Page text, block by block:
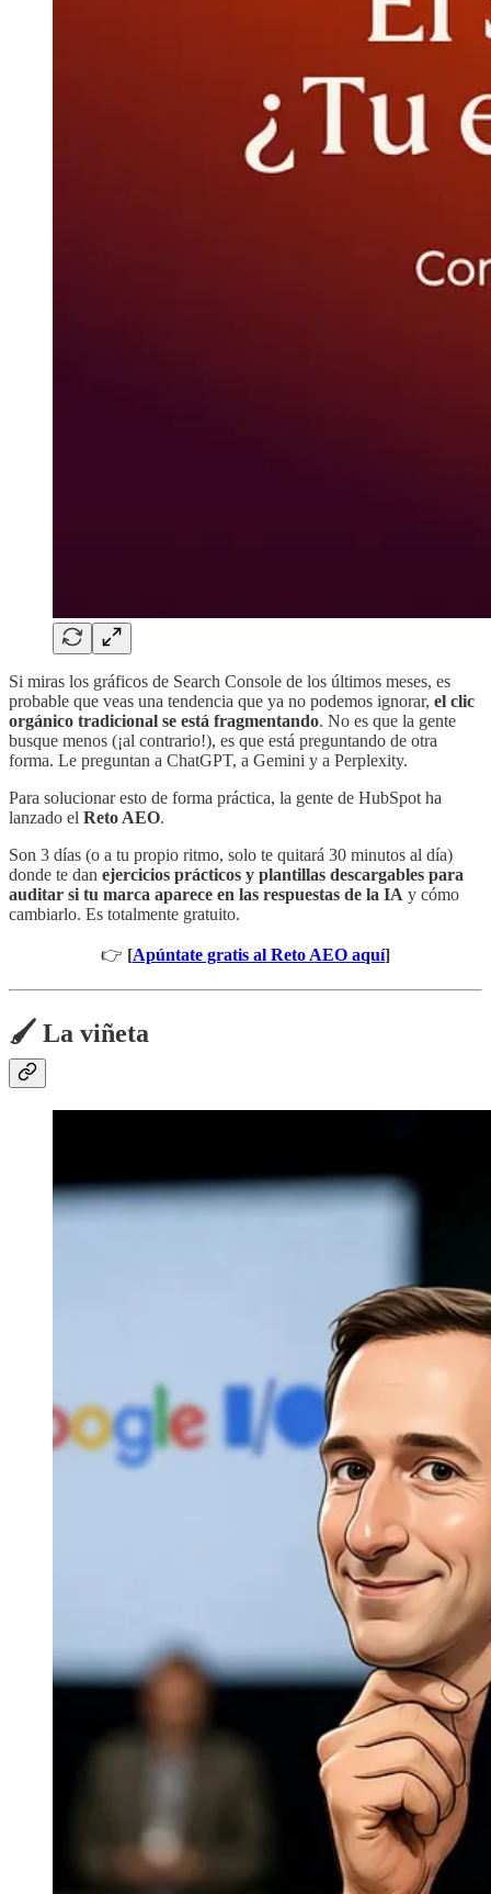
Si miras los gráficos de Search Console de los últimos meses, es
probable que veas una tendencia que ya no podemos ignorar, el clic
orgánico tradicional se está fragmentando. No es que la gente
busque menos (¡al contrario!), es que está preguntando de otra
forma. Le preguntan a ChatGPT, a Gemini y a Perplexity.
Para solucionar esto de forma práctica, la gente de HubSpot ha
lanzado el Reto AEO.
Son 3 días (o a tu propio ritmo, solo te quitará 30 minutos al día)
donde te dan ejercicios prácticos y plantillas descargables para
auditar si tu marca aparece en las respuestas de la IA y cómo
cambiarlo. Es totalmente gratuito.
👉 [Apúntate gratis al Reto AEO aquí]
🖌️ La viñeta